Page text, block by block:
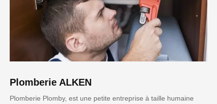
Plomberie ALKEN
Plomberie Plomby, est une petite entreprise à taille humaine